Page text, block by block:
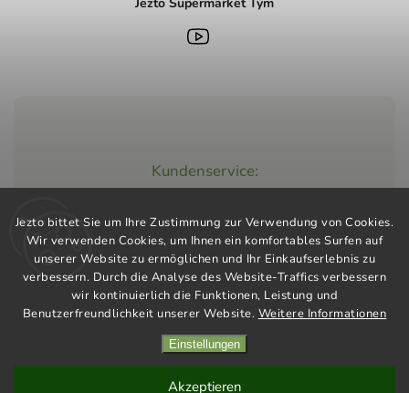
Jezto bittet Sie um Ihre Zustimmung zur Verwendung von Cookies.
Wir verwenden Cookies, um Ihnen ein komfortables Surfen auf
unserer Website zu ermöglichen und Ihr Einkaufserlebnis zu
verbessern. Durch die Analyse des Website-Traffics verbessern
wir kontinuierlich die Funktionen, Leistung und
Benutzerfreundlichkeit unserer Website. Weitere Informationen
Einstellungen
Akzeptieren
Kundenservice:
info@jeztomarket.cz
Jezto Supermarket Tým
Shoptet | Design